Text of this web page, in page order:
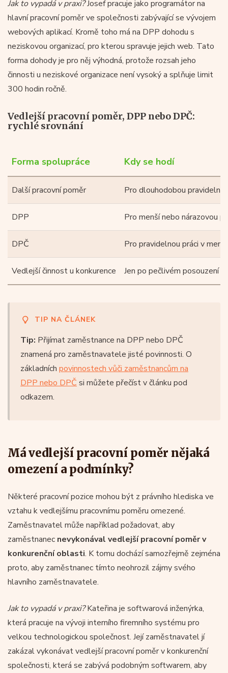
Jak to vypadá v praxi?Josef pracuje jako programátor na
hlavní pracovní poměr ve společnosti zabývající se vývojem
webových aplikací. Kromě toho má na DPP dohodu s
neziskovou organizací, pro kterou spravuje jejich web. Tato
forma dohody je pro něj výhodná, protože rozsah jeho
činnosti u neziskové organizace není vysoký a splňuje limit
300 hodin ročně.
Vedlejší pracovní poměr, DPP nebo DPČ:
rychlé srovnání
Forma spolupráce Kdy se hodí
Další pracovní poměr Pro dlouhodobou
DPP Pro menší nebo nárazovou
DPČ Pro pravidelnou práci v
Vedlejší činnost u konkurence Jen po pečlivém posouzení
TIP NA ČLÁNEK
Tip: Přijímat zaměstnance na DPP nebo DPČ
znamená pro zaměstnavatele jisté povinnosti. O
základních povinnostech vůči zaměstnancům na
DPP nebo DPČ si můžete přečíst v článku pod
odkazem.
Má vedlejší pracovní poměr nějaká
omezení a podmínky?
Některé pracovní pozice mohou být z právního hlediska ve
vztahu k vedlejšímu pracovnímu poměru omezené.
Zaměstnavatel může například požadovat, aby
zaměstnanec nevykonával vedlejší pracovní poměr v
konkurenční oblasti. K tomu dochází samozřejmě zejména
proto, aby zaměstnanec tímto neohrozil zájmy svého
hlavního zaměstnavatele.
Jak to vypadá v praxi?Kateřina je softwarová inženýrka,
která pracuje na vývoji interního firemního systému pro
velkou technologickou společnost. Její zaměstnavatel jí
zakázal vykonávat vedlejší pracovní poměr v konkurenční
společnosti, která se zabývá podobným softwarem, aby